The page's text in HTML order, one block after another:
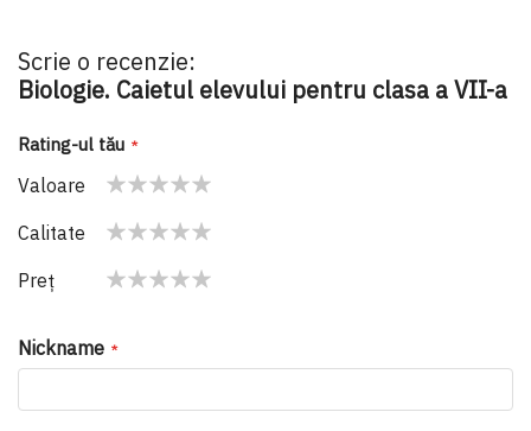
Scrie o recenzie:
Biologie. Caietul elevului pentru clasa a VII-a
Rating-ul tău
Valoare
star
stars
stars
stars
stars
Calitate
star
stars
stars
stars
stars
Preţ
Nickname